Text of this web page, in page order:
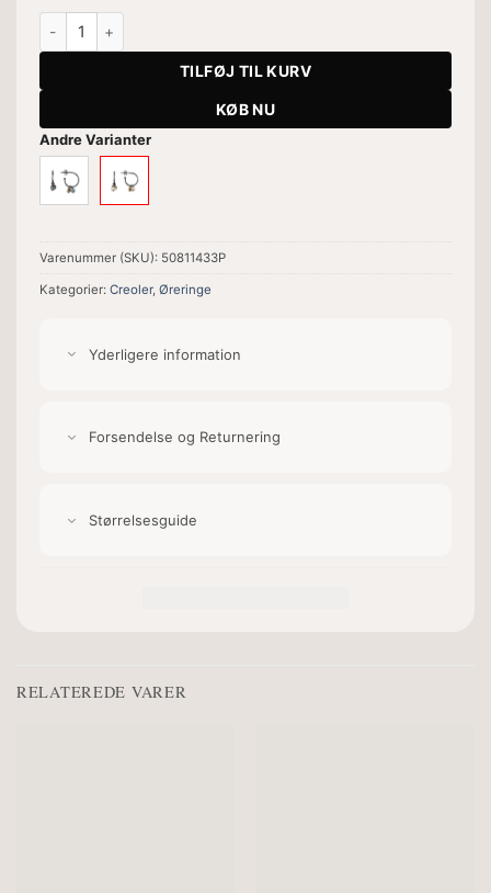
Swing Pearl Creol antal
TILFØJ TIL KURV
KØB NU
Andre Varianter
Varenummer (SKU): 50811433P
Kategorier: Creoler, Øreringe
Yderligere information
Forsendelse og Returnering
Størrelsesguide
RELATEREDE VARER